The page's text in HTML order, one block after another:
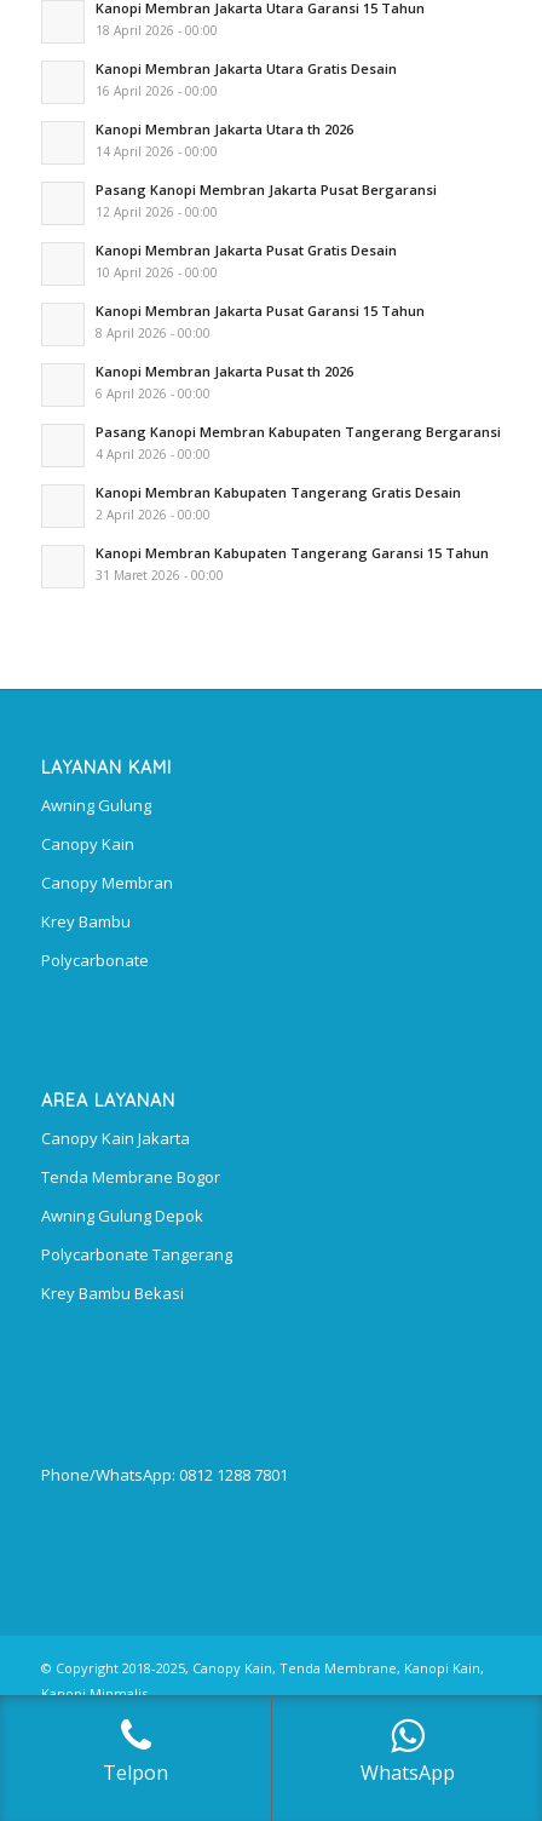
Kanopi Membran Jakarta Utara Garansi 15 Tahun
18 April 2026 - 00:00
Kanopi Membran Jakarta Utara Gratis Desain
16 April 2026 - 00:00
Kanopi Membran Jakarta Utara th 2026
14 April 2026 - 00:00
Pasang Kanopi Membran Jakarta Pusat Bergaransi
12 April 2026 - 00:00
Kanopi Membran Jakarta Pusat Gratis Desain
10 April 2026 - 00:00
Kanopi Membran Jakarta Pusat Garansi 15 Tahun
8 April 2026 - 00:00
Kanopi Membran Jakarta Pusat th 2026
6 April 2026 - 00:00
Pasang Kanopi Membran Kabupaten Tangerang Bergaransi
4 April 2026 - 00:00
Kanopi Membran Kabupaten Tangerang Gratis Desain
2 April 2026 - 00:00
Kanopi Membran Kabupaten Tangerang Garansi 15 Tahun
31 Maret 2026 - 00:00
LAYANAN KAMI
Awning Gulung
Canopy Kain
Canopy Membran
Krey Bambu
Polycarbonate
AREA LAYANAN
Canopy Kain Jakarta
Tenda Membrane Bogor
Awning Gulung Depok
Polycarbonate Tangerang
Krey Bambu Bekasi
Phone/WhatsApp: 0812 1288 7801
© Copyright 2018-2025, Canopy Kain, Tenda Membrane, Kanopi Kain,
Kanopi Minmalis
Telpon WhatsApp